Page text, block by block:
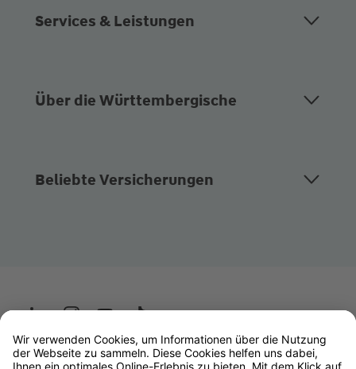
Services & Leistungen
Über die Württembergische
Beliebte Versicherungen
Wüstenrot